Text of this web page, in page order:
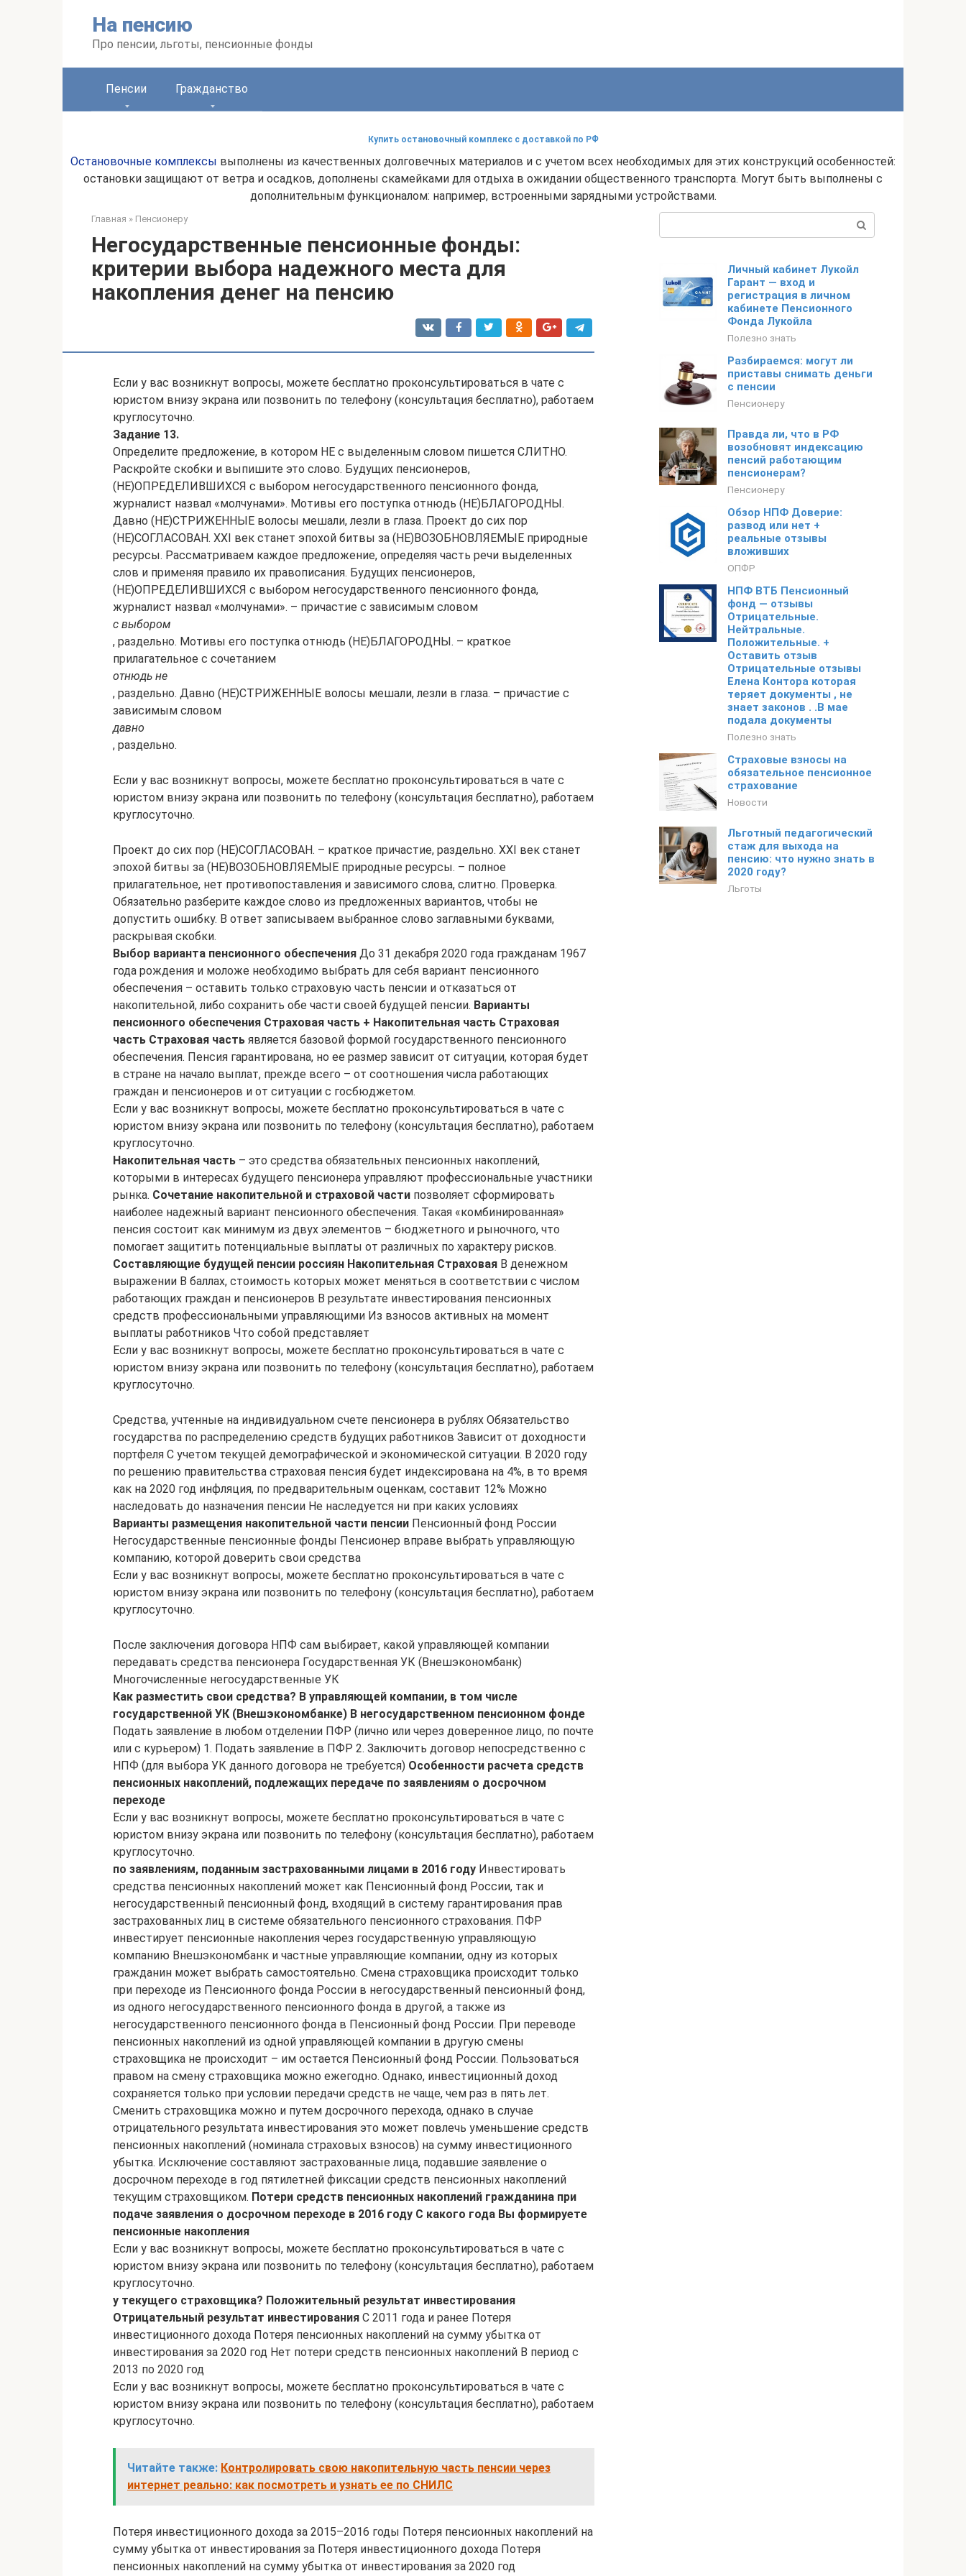
На пенсию
Про пенсии, льготы, пенсионные фонды
Пенсии Гражданство
Купить остановочный комплекс с доставкой по РФ
Остановочные комплексы выполнены из качественных долговечных материалов и с учетом всех необходимых для этих конструкций особенностей:
остановки защищают от ветра и осадков, дополнены скамейками для отдыха в ожидании общественного транспорта. Могут быть выполнены с
дополнительным функционалом: например, встроенными зарядными устройствами.
Главная » Пенсионеру
Негосударственные пенсионные фонды:
критерии выбора надежного места для
накопления денег на пенсию
Если у вас возникнут вопросы, можете бесплатно проконсультироваться в чате с
юристом внизу экрана или позвонить по телефону (консультация бесплатно), работаем
круглосуточно.
Задание 13.
Определите предложение, в котором НЕ с выделенным словом пишется СЛИТНО.
Раскройте скобки и выпишите это слово. Будущих пенсионеров,
(НЕ)ОПРЕДЕЛИВШИХСЯ с выбором негосударственного пенсионного фонда,
журналист назвал «молчунами». Мотивы его поступка отнюдь (НЕ)БЛАГОРОДНЫ.
Давно (НЕ)СТРИЖЕННЫЕ волосы мешали, лезли в глаза. Проект до сих пор
(НЕ)СОГЛАСОВАН. XXI век станет эпохой битвы за (НЕ)ВОЗОБНОВЛЯЕМЫЕ природные
ресурсы. Рассматриваем каждое предложение, определяя часть речи выделенных
слов и применяя правило их правописания. Будущих пенсионеров,
(НЕ)ОПРЕДЕЛИВШИХСЯ с выбором негосударственного пенсионного фонда,
журналист назвал «молчунами». – причастие с зависимым словом
с выбором
, раздельно. Мотивы его поступка отнюдь (НЕ)БЛАГОРОДНЫ. – краткое
прилагательное с сочетанием
отнюдь не
, раздельно. Давно (НЕ)СТРИЖЕННЫЕ волосы мешали, лезли в глаза. – причастие с
зависимым словом
давно
, раздельно.
Если у вас возникнут вопросы, можете бесплатно проконсультироваться в чате с
юристом внизу экрана или позвонить по телефону (консультация бесплатно), работаем
круглосуточно.
Проект до сих пор (НЕ)СОГЛАСОВАН. – краткое причастие, раздельно. XXI век станет
эпохой битвы за (НЕ)ВОЗОБНОВЛЯЕМЫЕ природные ресурсы. – полное
прилагательное, нет противопоставления и зависимого слова, слитно. Проверка.
Обязательно разберите каждое слово из предложенных вариантов, чтобы не
допустить ошибку. В ответ записываем выбранное слово заглавными буквами,
раскрывая скобки.
Выбор варианта пенсионного обеспечения До 31 декабря 2020 года гражданам 1967
года рождения и моложе необходимо выбрать для себя вариант пенсионного
обеспечения – оставить только страховую часть пенсии и отказаться от
накопительной, либо сохранить обе части своей будущей пенсии. Варианты
пенсионного обеспечения Страховая часть + Накопительная часть Страховая
часть Страховая часть является базовой формой государственного пенсионного
обеспечения. Пенсия гарантирована, но ее размер зависит от ситуации, которая будет
в стране на начало выплат, прежде всего – от соотношения числа работающих
граждан и пенсионеров и от ситуации с госбюджетом.
Если у вас возникнут вопросы, можете бесплатно проконсультироваться в чате с
юристом внизу экрана или позвонить по телефону (консультация бесплатно), работаем
круглосуточно.
Накопительная часть – это средства обязательных пенсионных накоплений,
которыми в интересах будущего пенсионера управляют профессиональные участники
рынка. Сочетание накопительной и страховой части позволяет сформировать
наиболее надежный вариант пенсионного обеспечения. Такая «комбинированная»
пенсия состоит как минимум из двух элементов – бюджетного и рыночного, что
помогает защитить потенциальные выплаты от различных по характеру рисков.
Составляющие будущей пенсии россиян Накопительная Страховая В денежном
выражении В баллах, стоимость которых может меняться в соответствии с числом
работающих граждан и пенсионеров В результате инвестирования пенсионных
средств профессиональными управляющими Из взносов активных на момент
выплаты работников Что собой представляет
Если у вас возникнут вопросы, можете бесплатно проконсультироваться в чате с
юристом внизу экрана или позвонить по телефону (консультация бесплатно), работаем
круглосуточно.
Средства, учтенные на индивидуальном счете пенсионера в рублях Обязательство
государства по распределению средств будущих работников Зависит от доходности
портфеля С учетом текущей демографической и экономической ситуации. В 2020 году
по решению правительства страховая пенсия будет индексирована на 4%, в то время
как на 2020 год инфляция, по предварительным оценкам, составит 12% Можно
наследовать до назначения пенсии Не наследуется ни при каких условиях
Варианты размещения накопительной части пенсии Пенсионный фонд России
Негосударственные пенсионные фонды Пенсионер вправе выбрать управляющую
компанию, которой доверить свои средства
Если у вас возникнут вопросы, можете бесплатно проконсультироваться в чате с
юристом внизу экрана или позвонить по телефону (консультация бесплатно), работаем
круглосуточно.
После заключения договора НПФ сам выбирает, какой управляющей компании
передавать средства пенсионера Государственная УК (Внешэкономбанк)
Многочисленные негосударственные УК
Как разместить свои средства? В управляющей компании, в том числе
государственной УК (Внешэкономбанке) В негосударственном пенсионном фонде
Подать заявление в любом отделении ПФР (лично или через доверенное лицо, по почте
или с курьером) 1. Подать заявление в ПФР 2. Заключить договор непосредственно с
НПФ (для выбора УК данного договора не требуется) Особенности расчета средств
пенсионных накоплений, подлежащих передаче по заявлениям о досрочном
переходе
Если у вас возникнут вопросы, можете бесплатно проконсультироваться в чате с
юристом внизу экрана или позвонить по телефону (консультация бесплатно), работаем
круглосуточно.
по заявлениям, поданным застрахованными лицами в 2016 году Инвестировать
средства пенсионных накоплений может как Пенсионный фонд России, так и
негосударственный пенсионный фонд, входящий в систему гарантирования прав
застрахованных лиц в системе обязательного пенсионного страхования. ПФР
инвестирует пенсионные накопления через государственную управляющую
компанию Внешэкономбанк и частные управляющие компании, одну из которых
гражданин может выбрать самостоятельно. Смена страховщика происходит только
при переходе из Пенсионного фонда России в негосударственный пенсионный фонд,
из одного негосударственного пенсионного фонда в другой, а также из
негосударственного пенсионного фонда в Пенсионный фонд России. При переводе
пенсионных накоплений из одной управляющей компании в другую смены
страховщика не происходит – им остается Пенсионный фонд России. Пользоваться
правом на смену страховщика можно ежегодно. Однако, инвестиционный доход
сохраняется только при условии передачи средств не чаще, чем раз в пять лет.
Сменить страховщика можно и путем досрочного перехода, однако в случае
отрицательного результата инвестирования это может повлечь уменьшение средств
пенсионных накоплений (номинала страховых взносов) на сумму инвестиционного
убытка. Исключение составляют застрахованные лица, подавшие заявление о
досрочном переходе в год пятилетней фиксации средств пенсионных накоплений
текущим страховщиком. Потери средств пенсионных накоплений гражданина при
подаче заявления о досрочном переходе в 2016 году С какого года Вы формируете
пенсионные накопления
Если у вас возникнут вопросы, можете бесплатно проконсультироваться в чате с
юристом внизу экрана или позвонить по телефону (консультация бесплатно), работаем
круглосуточно.
у текущего страховщика? Положительный результат инвестирования
Отрицательный результат инвестирования С 2011 года и ранее Потеря
инвестиционного дохода Потеря пенсионных накоплений на сумму убытка от
инвестирования за 2020 год Нет потери средств пенсионных накоплений В период с
2013 по 2020 год
Если у вас возникнут вопросы, можете бесплатно проконсультироваться в чате с
юристом внизу экрана или позвонить по телефону (консультация бесплатно), работаем
круглосуточно.
Читайте также: Контролировать свою накопительную часть пенсии через
интернет реально: как посмотреть и узнать ее по СНИЛС
Потеря инвестиционного дохода за 2015–2016 годы Потеря пенсионных накоплений на
сумму убытка от инвестирования за Потеря инвестиционного дохода Потеря
пенсионных накоплений на сумму убытка от инвестирования за 2020 год
Личный кабинет Лукойл
Гарант — вход и
регистрация в личном
кабинете Пенсионного
Фонда Лукойла
Полезно знать
Разбираемся: могут ли
приставы снимать деньги
с пенсии
Пенсионеру
Правда ли, что в РФ
возобновят индексацию
пенсий работающим
пенсионерам?
Пенсионеру
Обзор НПФ Доверие:
развод или нет +
реальные отзывы
вложивших
ОПФР
НПФ ВТБ Пенсионный
фонд — отзывы
Отрицательные.
Нейтральные.
Положительные. +
Оставить отзыв
Отрицательные отзывы
Елена Контора которая
теряет документы , не
знает законов . .В мае
подала документы
Полезно знать
Страховые взносы на
обязательное пенсионное
страхование
Новости
Льготный педагогический
стаж для выхода на
пенсию: что нужно знать в
2020 году?
Льготы